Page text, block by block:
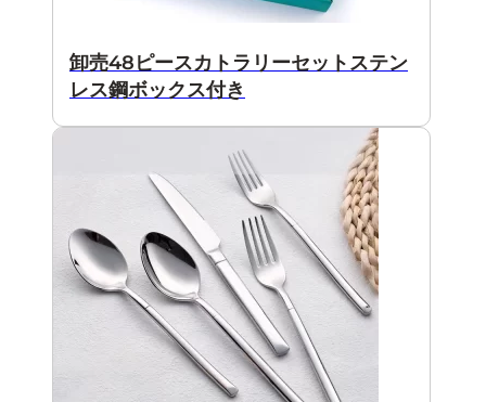
卸売48ピースカトラリーセットステン
レス鋼ボックス付き